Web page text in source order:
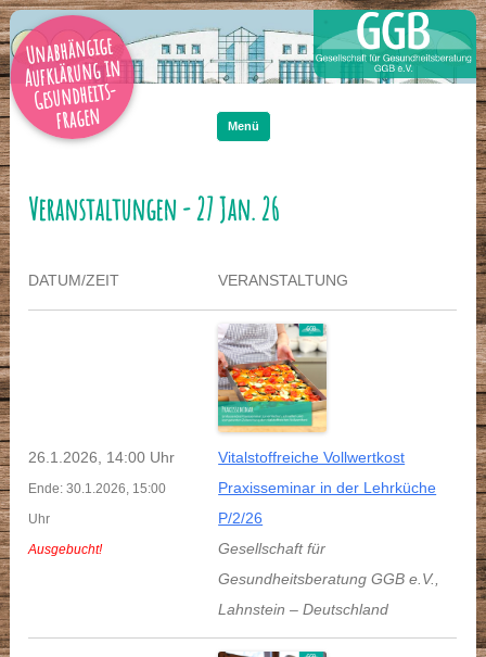
Unabhängige
Aufklärung in
Gesundheits-
fragen Menü
Veranstaltungen - 27 Jan. 26
DATUM/ZEIT VERANSTALTUNG
26.1.2026, 14:00 Uhr
Ende: 30.1.2026, 15:00
Uhr
Ausgebucht!
Vitalstoffreiche Vollwertkost
Praxisseminar in der Lehrküche
P/2/26
Gesellschaft für
Gesundheitsberatung GGB e.V.,
Lahnstein –Deutschland